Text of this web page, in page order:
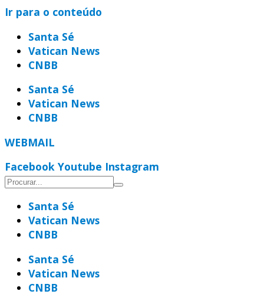
Ir para o conteúdo
Santa Sé
Vatican News
CNBB
Santa Sé
Vatican News
CNBB
WEBMAIL
Facebook Youtube Instagram
Santa Sé
Vatican News
CNBB
Santa Sé
Vatican News
CNBB